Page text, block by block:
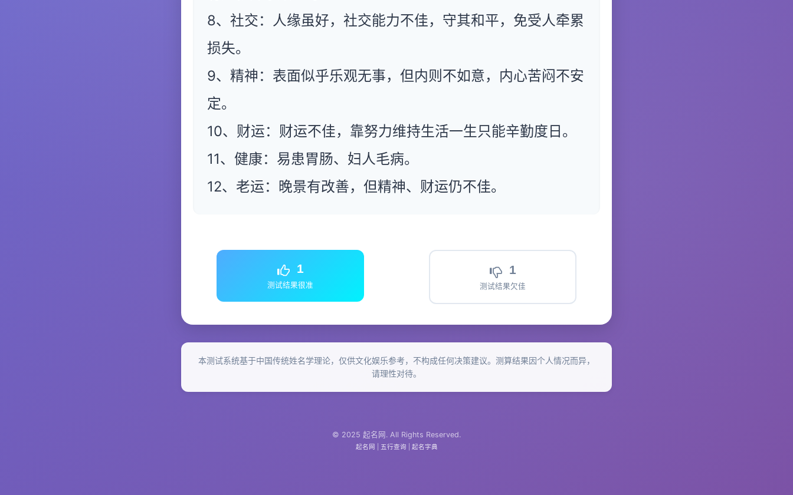
8、社交：人缘虽好，社交能力不佳，守其和平，免受人牵累
损失。
9、精神：表面似乎乐观无事，但内则不如意，内心苦闷不安
定。
10、财运：财运不佳，靠努力维持生活一生只能辛勤度日。
11、健康：易患胃肠、妇人毛病。
12、老运：晚景有改善，但精神、财运仍不佳。
1
测试结果很准
1
测试结果欠佳
本测试系统基于中国传统姓名学理论，仅供文化娱乐参考，不构成任何决策建议。测算结果因个人情况而异，
请理性对待。
© 2025 起名网. All Rights Reserved.
起名网 五行查询 起名字典